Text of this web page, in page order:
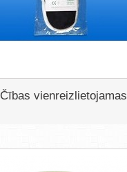
Čības vienreizlietojamas